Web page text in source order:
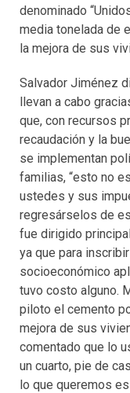
denominado
media tonelada de
la mejora de sus
Salvador Jiménez
llevan a cabo
que, con recursos
recaudación y la
se implementan
familias, “esto no
ustedes y sus
regresárselos de
fue dirigido
ya que para
socioeconómico
tuvo costo alguno.
piloto el cemento
mejora de sus
comentado que lo
un cuarto, pie de
lo que queremos